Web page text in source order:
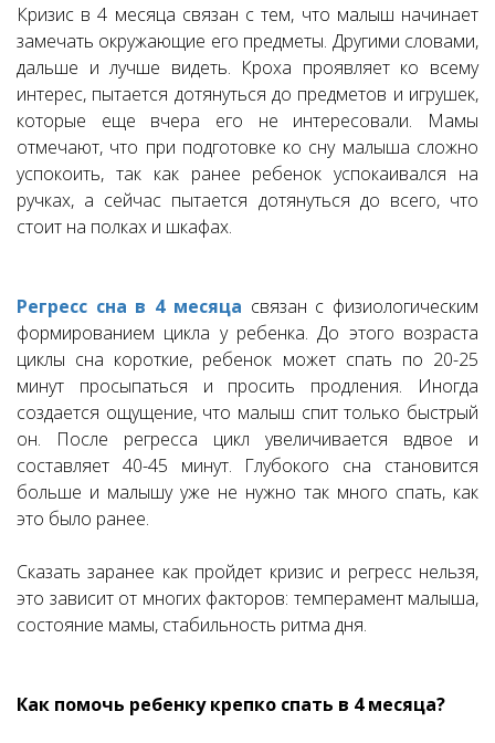
Кризис в 4 месяца связан с тем, что малыш начинает
замечать окружающие его предметы. Другими словами,
дальше и лучше видеть. Кроха проявляет ко всему
интерес, пытается дотянуться до предметов и игрушек,
которые еще вчера его не интересовали. Мамы
отмечают, что при подготовке ко сну малыша сложно
успокоить, так как ранее ребенок успокаивался на
ручках, а сейчас пытается дотянуться до всего, что
стоит на полках и шкафах.
Регресс сна в 4 месяца связан с физиологическим
формированием цикла у ребенка. До этого возраста
циклы сна короткие, ребенок может спать по 20-25
минут просыпаться и просить продления. Иногда
создается ощущение, что малыш спит только быстрый
он. После регресса цикл увеличивается вдвое и
составляет 40-45 минут. Глубокого сна становится
больше и малышу уже не нужно так много спать, как
это было ранее.
Сказать заранее как пройдет кризис и регресс нельзя,
это зависит от многих факторов: темперамент малыша,
состояние мамы, стабильность ритма дня.
Как помочь ребенку крепко спать в 4 месяца?